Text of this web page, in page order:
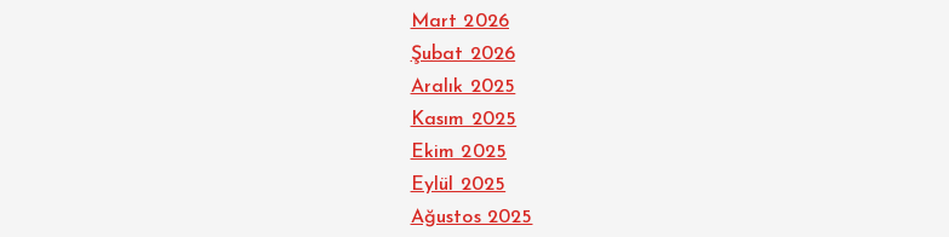
Mart 2026
Şubat 2026
Aralık 2025
Kasım 2025
Ekim 2025
Eylül 2025
Ağustos 2025